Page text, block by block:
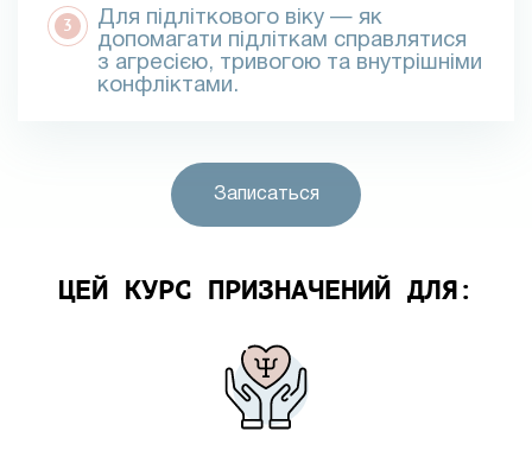
Для підліткового віку — як
допомагати підліткам справлятися
з агресією, тривогою та внутрішніми
конфліктами.
Записаться
ЦЕЙ КУРС ПРИЗНАЧЕНИЙ ДЛЯ: